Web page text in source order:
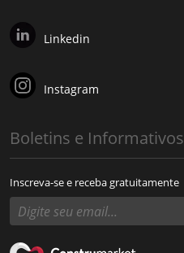
Linkedin
Instagram
Boletins e Informativos
Inscreva-se e receba gratuitamente